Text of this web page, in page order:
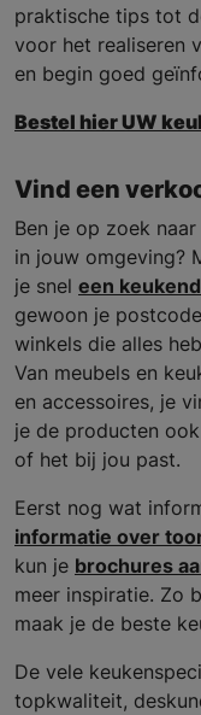
praktische tips tot
voor het realiseren
en begin goed
Bestel hier UW
Vind een
Ben je op zoek
in jouw omgeving?
je snel een
gewoon je
winkels die alles
Van meubels en
en accessoires, je
je de producten
of het bij jou past.
Eerst nog wat
informatie over
kun je brochures
meer inspiratie. Zo
maak je de beste
De vele
topkwaliteit,